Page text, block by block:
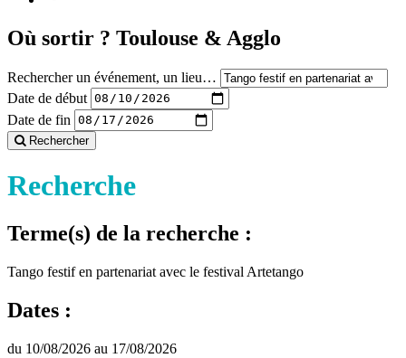
Où sortir ? Toulouse & Agglo
Rechercher un événement, un lieu…
Date de début
Date de fin
Rechercher
Recherche
Terme(s) de la recherche :
Tango festif en partenariat avec le festival Artetango
Dates :
du 10/08/2026 au 17/08/2026